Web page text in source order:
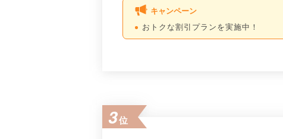
キャンペーン
おトクな割引プランを実施中！
3位